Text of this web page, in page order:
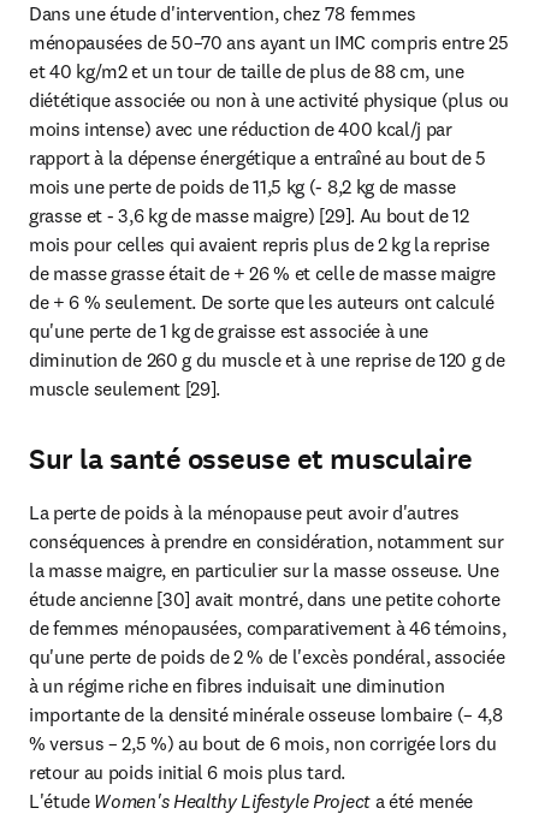
Dans une étude d'intervention, chez 78 femmes
ménopausées de 50–70 ans ayant un IMC compris entre 25
et 40 kg/m2 et un tour de taille de plus de 88 cm, une
diététique associée ou non à une activité physique (plus ou
moins intense) avec une réduction de 400 kcal/j par
rapport à la dépense énergétique a entraîné au bout de 5
mois une perte de poids de 11,5 kg (- 8,2 kg de masse
grasse et - 3,6 kg de masse maigre) [29]. Au bout de 12
mois pour celles qui avaient repris plus de 2 kg la reprise
de masse grasse était de + 26 % et celle de masse maigre
de + 6 % seulement. De sorte que les auteurs ont calculé
qu'une perte de 1 kg de graisse est associée à une
diminution de 260 g du muscle et à une reprise de 120 g de
muscle seulement [29].
Sur la santé osseuse et musculaire
La perte de poids à la ménopause peut avoir d'autres
conséquences à prendre en considération, notamment sur
la masse maigre, en particulier sur la masse osseuse. Une
étude ancienne [30] avait montré, dans une petite cohorte
de femmes ménopausées, comparativement à 46 témoins,
qu'une perte de poids de 2 % de l'excès pondéral, associée
à un régime riche en fibres induisait une diminution
importante de la densité minérale osseuse lombaire (– 4,8
% versus – 2,5 %) au bout de 6 mois, non corrigée lors du
retour au poids initial 6 mois plus tard.
L'étude Women's Healthy Lifestyle Project a été menée